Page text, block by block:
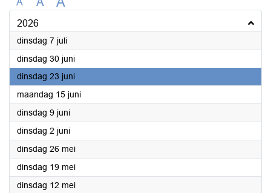
A
2026
dinsdag 7 juli2026
dinsdag 30 juni2026
dinsdag 23 juni2026
maandag 15 juni2026
dinsdag 9 juni2026
dinsdag 2 juni2026
dinsdag 26 mei2026
dinsdag 19 mei2026
dinsdag 12 mei2026